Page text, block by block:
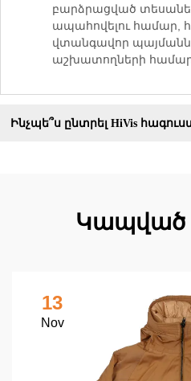
բարձրացված
ապահովելու համար,
վտանգավոր
աշխատողների
Ինչպե՞ս ընտրել HiVis
Կապված
13
Nov